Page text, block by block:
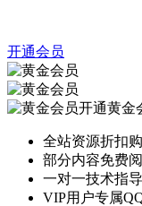
开通会员
开通黄金
全站资源折扣
部分内容免费
一对一技术指导
VIP用户专属